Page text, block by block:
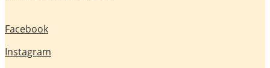
Facebook
Instagram